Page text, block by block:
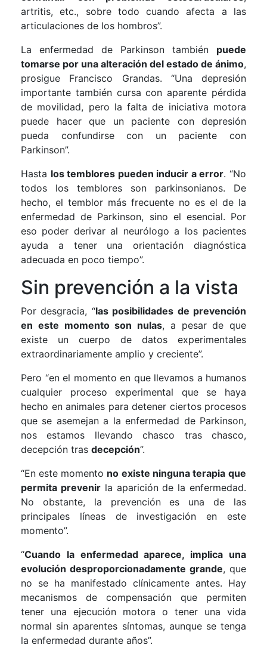
artritis, etc., sobre todo cuando afecta a las
articulaciones de los hombros”.
La enfermedad de Parkinson también puede
tomarse por una alteración del estado de ánimo,
prosigue Francisco Grandas. “Una depresión
importante también cursa con aparente pérdida
de movilidad, pero la falta de iniciativa motora
puede hacer que un paciente con depresión
pueda confundirse con un paciente con
Parkinson”.
Hasta los temblores pueden inducir a error. “No
todos los temblores son parkinsonianos. De
hecho, el temblor más frecuente no es el de la
enfermedad de Parkinson, sino el esencial. Por
eso poder derivar al neurólogo a los pacientes
ayuda a tener una orientación diagnóstica
adecuada en poco tiempo”.
Sin prevención a la vista
Por desgracia, “las posibilidades de prevención
en este momento son nulas, a pesar de que
existe un cuerpo de datos experimentales
extraordinariamente amplio y creciente”.
Pero “en el momento en que llevamos a humanos
cualquier proceso experimental que se haya
hecho en animales para detener ciertos procesos
que se asemejan a la enfermedad de Parkinson,
nos estamos llevando chasco tras chasco,
decepción tras decepción”.
“En este momento no existe ninguna terapia que
permita prevenirla aparición de la enfermedad.
No obstante, la prevención es una de las
principales líneas de investigación en este
momento”.
“Cuando la enfermedad aparece, implica una
evolución desproporcionadamente grande, que
no se ha manifestado clínicamente antes. Hay
mecanismos de compensación que permiten
tener una ejecución motora o tener una vida
normal sin aparentes síntomas, aunque se tenga
la enfermedad durante años”.